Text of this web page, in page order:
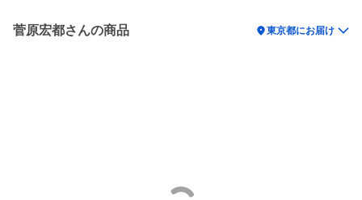
菅原宏都さんの商品 location_on東京都にお届け